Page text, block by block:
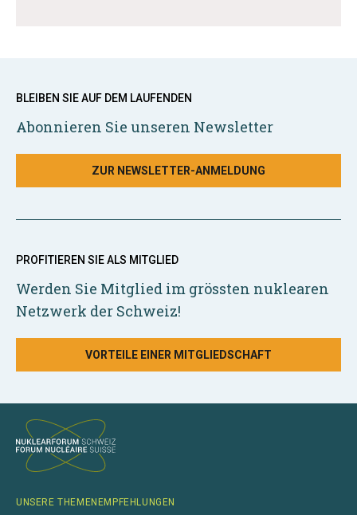
BLEIBEN SIE AUF DEM LAUFENDEN
Abonnieren Sie unseren Newsletter
ZUR NEWSLETTER-ANMELDUNG
PROFITIEREN SIE ALS MITGLIED
Werden Sie Mitglied im grössten nuklearen
Netzwerk der Schweiz!
VORTEILE EINER MITGLIEDSCHAFT
UNSERE THEMENEMPFEHLUNGEN